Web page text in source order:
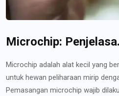
Microchip:
Microchip adalah alat kecil yang
untuk hewan peliharaan mirip
Pemasangan microchip wajib